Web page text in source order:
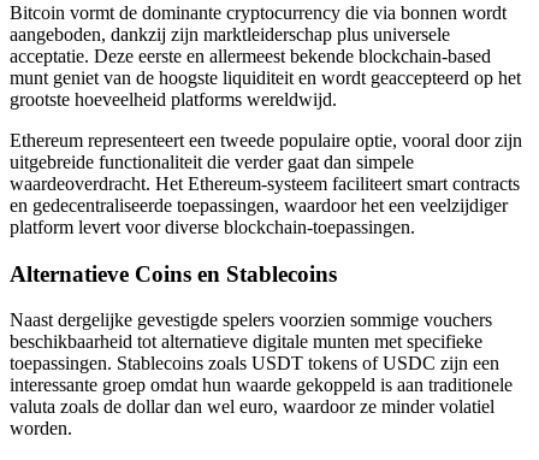
Bitcoin vormt de dominante cryptocurrency die via bonnen wordt
aangeboden, dankzij zijn marktleiderschap plus universele
acceptatie. Deze eerste en allermeest bekende blockchain-based
munt geniet van de hoogste liquiditeit en wordt geaccepteerd op het
grootste hoeveelheid platforms wereldwijd.
Ethereum representeert een tweede populaire optie, vooral door zijn
uitgebreide functionaliteit die verder gaat dan simpele
waardeoverdracht. Het Ethereum-systeem faciliteert smart contracts
en gedecentraliseerde toepassingen, waardoor het een veelzijdiger
platform levert voor diverse blockchain-toepassingen.
Alternatieve Coins en Stablecoins
Naast dergelijke gevestigde spelers voorzien sommige vouchers
beschikbaarheid tot alternatieve digitale munten met specifieke
toepassingen. Stablecoins zoals USDT tokens of USDC zijn een
interessante groep omdat hun waarde gekoppeld is aan traditionele
valuta zoals de dollar dan wel euro, waardoor ze minder volatiel
worden.